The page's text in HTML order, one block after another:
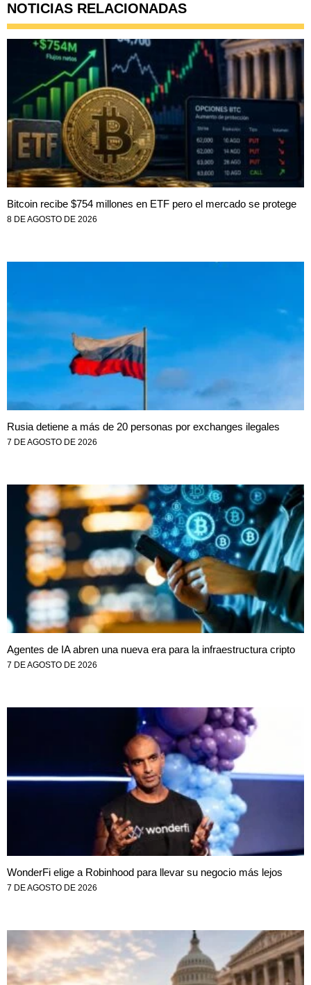
NOTICIAS RELACIONADAS
Bitcoin recibe $754 millones en ETF pero el mercado se protege
8 DE AGOSTO DE 2026
Rusia detiene a más de 20 personas por exchanges ilegales
7 DE AGOSTO DE 2026
Agentes de IA abren una nueva era para la infraestructura cripto
7 DE AGOSTO DE 2026
WonderFi elige a Robinhood para llevar su negocio más lejos
7 DE AGOSTO DE 2026